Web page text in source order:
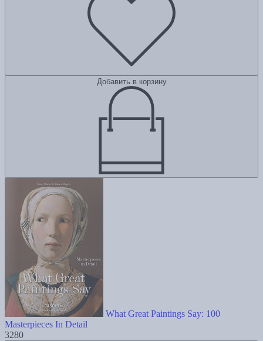
Добавить в корзину
What Great Paintings Say: 100
Masterpieces In Detail
3280